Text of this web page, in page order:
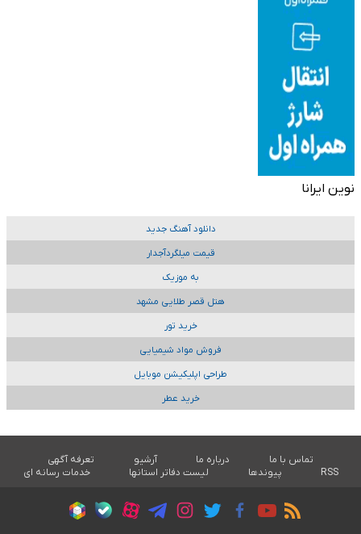
نوین ایرانا
دانلود آهنگ جدید
قیمت میلگردآجدار
به موزیک
هتل قصر طلایی مشهد
خرید تور
فروش مواد شیمیایی
طراحی اپلیکیشن موبایل
خرید عطر
تماس با ما درباره ما آرشیو
تعرفه آگهی
RSS
پیوندها لیست دفاتر استانها خدمات رسانه ای